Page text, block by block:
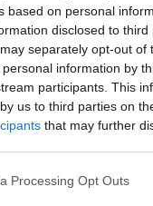
based on personal
disclosed to
separately opt-out of
information by
participants. This
us to third parties on
that may further
website/app uses one
Processing Opt Outs
KÖVETKEZŐ CIKK
A VILÁG
PIÓCÁJA